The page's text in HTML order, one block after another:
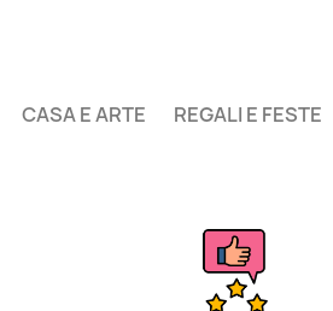
CASA E ARTE REGALI E FESTE